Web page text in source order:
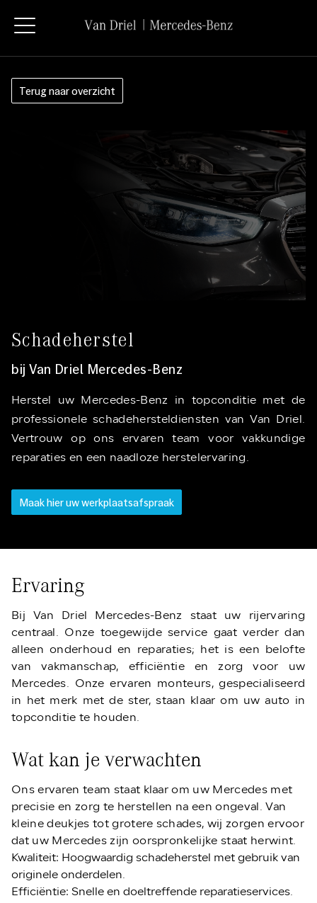
Terug naar overzicht
Schadeherstel
bij Van Driel Mercedes-Benz
Herstel uw Mercedes-Benz in topconditie met de
professionele schadehersteldiensten van Van Driel.
Vertrouw op ons ervaren team voor vakkundige
reparaties en een naadloze herstelervaring.
Maak hier uw werkplaatsafspraak
Ervaring
Bij Van Driel Mercedes-Benz staat uw rijervaring
centraal. Onze toegewijde service gaat verder dan
alleen onderhoud en reparaties; het is een belofte
van vakmanschap, efficiëntie en zorg voor uw
Mercedes. Onze ervaren monteurs, gespecialiseerd
in het merk met de ster, staan klaar om uw auto in
topconditie te houden.
Wat kan je verwachten
Ons ervaren team staat klaar om uw Mercedes met
precisie en zorg te herstellen na een ongeval. Van
kleine deukjes tot grotere schades, wij zorgen ervoor
dat uw Mercedes zijn oorspronkelijke staat herwint.
Kwaliteit: Hoogwaardig schadeherstel met gebruik van
originele onderdelen.
Efficiëntie: Snelle en doeltreffende reparatieservices.